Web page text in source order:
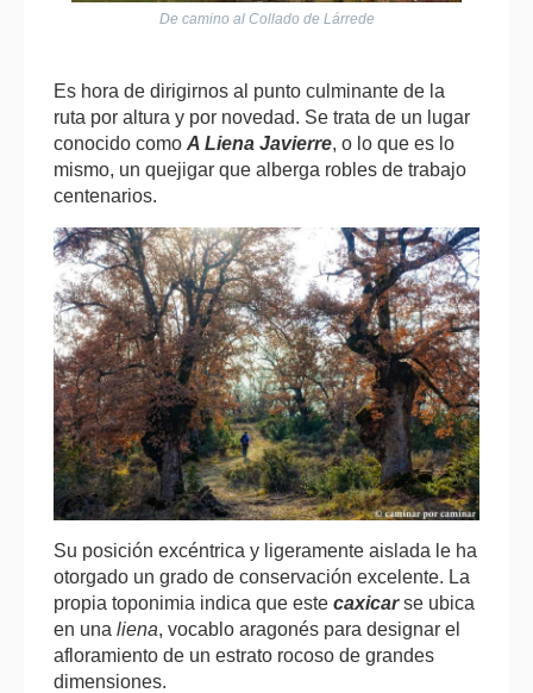
De camino al Collado de Lárrede
Es hora de dirigirnos al punto culminante de la
ruta por altura y por novedad. Se trata de un lugar
conocido como A Liena Javierre, o lo que es lo
mismo, un quejigar que alberga robles de trabajo
centenarios.
Su posición excéntrica y ligeramente aislada le ha
otorgado un grado de conservación excelente. La
propia toponimia indica que este caxicarse ubica
en una liena, vocablo aragonés para designar el
afloramiento de un estrato rocoso de grandes
dimensiones.